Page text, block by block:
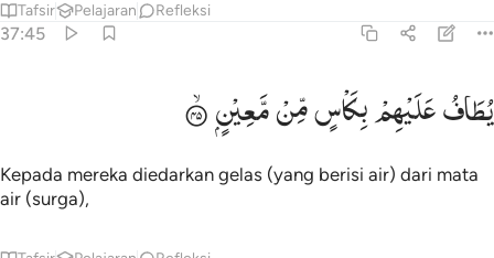
Tafsir Pelajaran Refleksi
37:45
يطاف عليهم بكاس من معين ٤٥
يُطَافُ عَلَيْهِم بِكَأْسٍۢ مِّن مَّعِينٍۭ ٤٥
یُطَافُعَلَیْهِمْبِكَاْسٍمِّنْمَّعِیْنٍ
Kepada mereka diedarkan gelas (yang berisi air) dari mata
air (surga),